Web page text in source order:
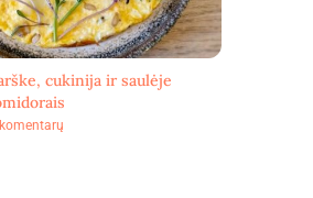
cukinija ir saulėje